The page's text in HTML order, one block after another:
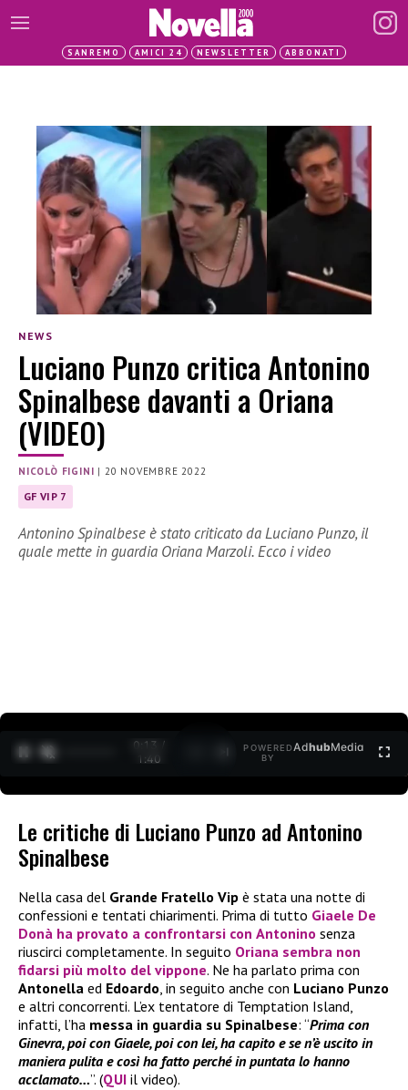
SANREMO AMICI 24 NEWSLETTER ABBONATI
NEWS
Luciano Punzo critica Antonino
Spinalbese davanti a Oriana
(VIDEO)
NICOLÒ FIGINI | 20 NOVEMBRE 2022
GF VIP 7
Antonino Spinalbese è stato criticato da Luciano Punzo, il
quale mette in guardia Oriana Marzoli. Ecco i video
0:14 /
1:40
POWERED
BY
AdhubMedia
Le critiche di Luciano Punzo ad Antonino
Spinalbese
Nella casa del Grande Fratello Vip è stata una notte di
confessioni e tentati chiarimenti. Prima di tutto Giaele De
Donà ha provato a confrontarsi con Antonino senza
riuscirci completamente. In seguito Oriana sembra non
fidarsi più molto del vippone. Ne ha parlato prima con
Antonella ed Edoardo, in seguito anche con Luciano Punzo
e altri concorrenti. L’ex tentatore di Temptation Island,
infatti, l’ha messa in guardia su Spinalbese: “Prima con
Ginevra, poi con Giaele, poi con lei, ha capito e se n’è uscito in
maniera pulita e così ha fatto perché in puntata lo hanno
acclamato…”. (QUI il video).